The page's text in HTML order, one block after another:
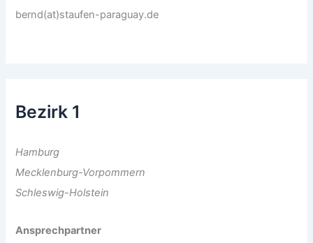
bernd(at)staufen-paraguay.de
Bezirk 1
Hamburg
Mecklenburg-Vorpommern
Schleswig-Holstein
Ansprechpartner